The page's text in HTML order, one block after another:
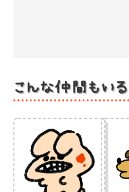
こんな仲間もい